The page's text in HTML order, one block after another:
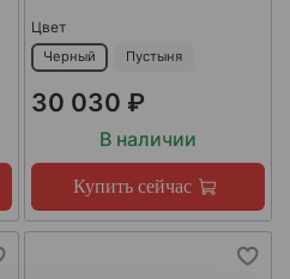
Цвет
Черный Пустыня
30 030 ₽
В наличии
Купить сейчас